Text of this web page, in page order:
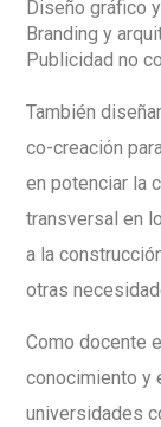
Diseño gráfico
Branding y
Publicidad no
También
co-creación
en potenciar la
transversal en
a la
otras
Como docente
conocimiento y
universidades